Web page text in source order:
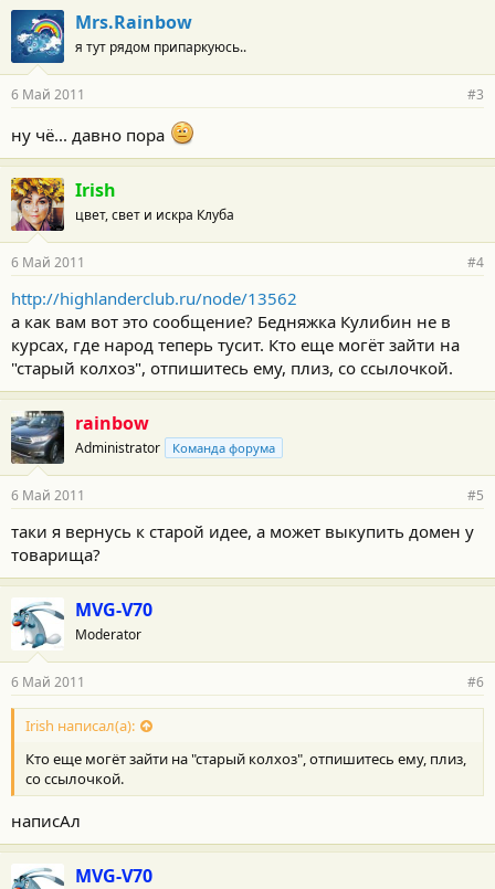
Mrs.Rainbow
я тут рядом припаркуюсь..
6 Май 2011 #3
ну чё... давно пора
Irish
цвет, свет и искра Клуба
6 Май 2011 #4
http://highlanderclub.ru/node/13562
а как вам вот это сообщение? Бедняжка Кулибин не в
курсах, где народ теперь тусит. Кто еще могёт зайти на
"старый колхоз", отпишитесь ему, плиз, со ссылочкой.
rainbow
Administrator Команда форума
6 Май 2011 #5
таки я вернусь к старой идее, а может выкупить домен у
товарища?
MVG-V70
Moderator
6 Май 2011 #6
Irish написал(а):
Кто еще могёт зайти на "старый колхоз", отпишитесь ему, плиз,
со ссылочкой.
написАл
MVG-V70